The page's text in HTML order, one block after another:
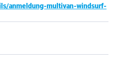
anmeldung-multivan-windsurf-